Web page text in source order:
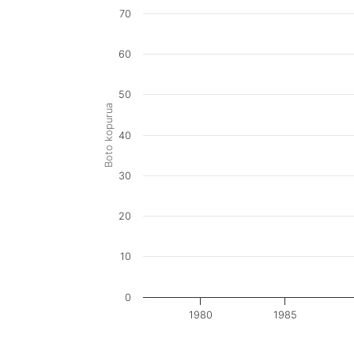
Boto kopurua
1980 1985
0
10
20
30
40
50
60
70